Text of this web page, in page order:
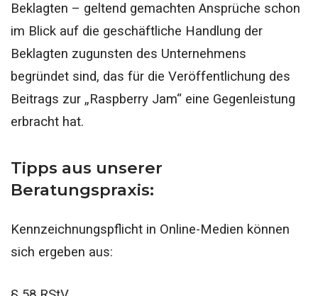
Beklagten – geltend gemachten Ansprüche schon
im Blick auf die geschäftliche Handlung der
Beklagten zugunsten des Unternehmens
begründet sind, das für die Veröffentlichung des
Beitrags zur „Raspberry Jam“ eine Gegenleistung
erbracht hat.
Tipps aus unserer
Beratungspraxis:
Kennzeichnungspflicht in Online-Medien können
sich ergeben aus: